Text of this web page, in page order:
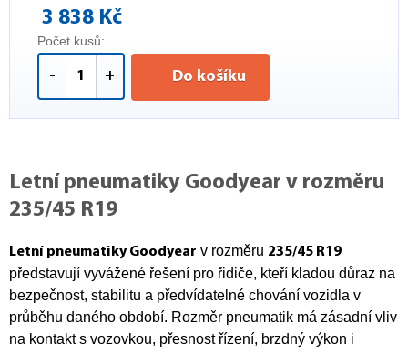
3 838 Kč
Počet kusů:
- + Do košíku
Letní pneumatiky Goodyear v rozměru
235/45 R19
Letní pneumatiky Goodyear v rozměru 235/45 R19
představují vyvážené řešení pro řidiče, kteří kladou důraz na
bezpečnost, stabilitu a předvídatelné chování vozidla v
průběhu daného období. Rozměr pneumatik má zásadní vliv
na kontakt s vozovkou, přesnost řízení, brzdný výkon i